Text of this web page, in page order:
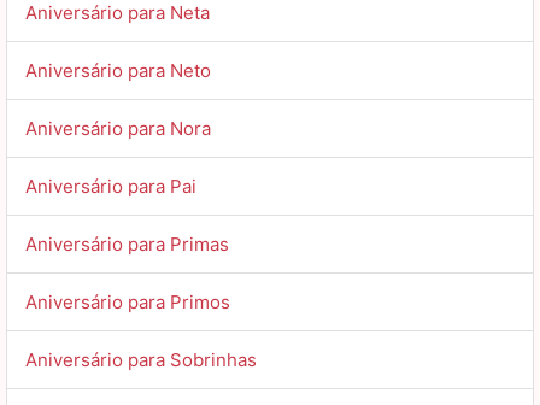
Aniversário para Neta
Aniversário para Neto
Aniversário para Nora
Aniversário para Pai
Aniversário para Primas
Aniversário para Primos
Aniversário para Sobrinhas